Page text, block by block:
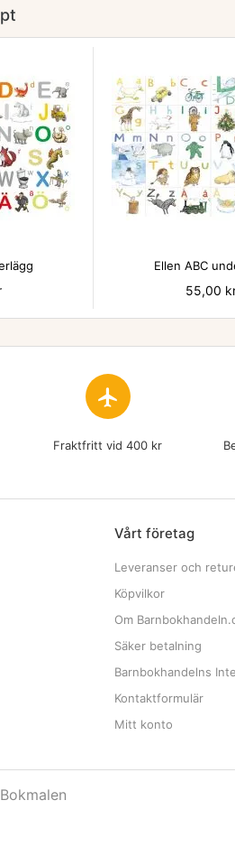

Ellen ABC
Pris
55,00
flight
Fraktfritt vid 400 kr
Vårt företag
Leveranser och
Köpvilkor
Om
Säker betalning
Barnbokhandelns
Kontaktformulär
Mitt konto